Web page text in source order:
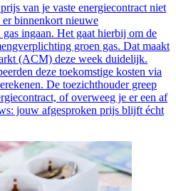
van je vaste energiecontract niet
binnenkort nieuwe
ingaan. Het gaat hierbij om de
groen gas. Dat maakt
(ACM) deze week duidelijk.
deze toekomstige kosten via
De toezichthouder greep
of overweeg je er een af
jouw afgesproken prijs blijft écht